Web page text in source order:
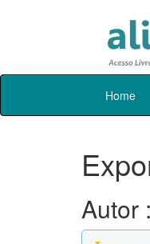
Skip
Home
Autor